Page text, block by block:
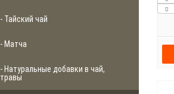
- Тайский чай
- Матча
- Натуральные добавки в чай,
травы